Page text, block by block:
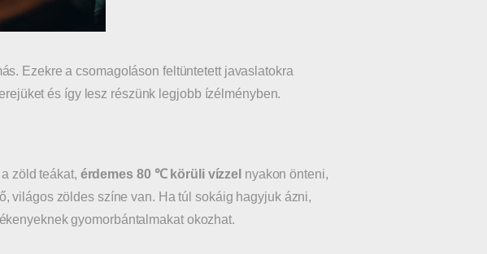
Ezekre a csomagoláson feltüntetett javaslatokra
és így lesz részünk legjobb ízélményben.
zöld teákat, érdemes 80 ℃körüli vízzel nyakon önteni,
világos zöldes színe van. Ha túl sokáig hagyjuk ázni,
gyomorbántalmakat okozhat.